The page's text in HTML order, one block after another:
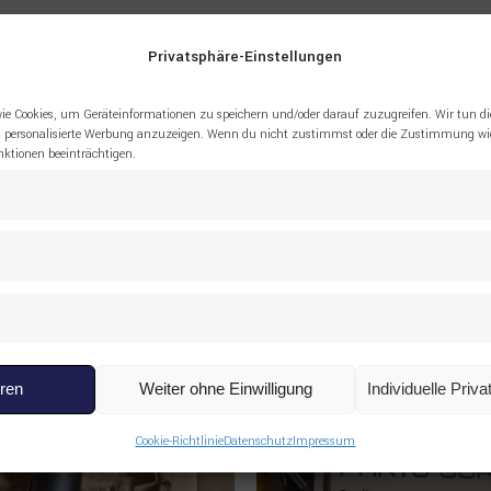
Privatsphäre-Einstellungen
Cookies, um Geräteinformationen zu speichern und/oder darauf zuzugreifen. Wir tun
Werbung anzuzeigen. Wenn du nicht zustimmst oder die Zustimmung
beeinträchtigen.
Weiter ohne Einwilligung Individuelle
Cookie-RichtlinieDatenschutzImpressum
BUSHING KOMATSU”